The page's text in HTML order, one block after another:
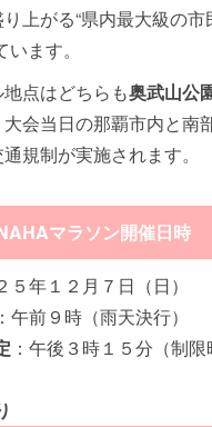
上がる“県内最大級の市
ます。
点はどちらも奥武山公
会当日の那覇市内と南
規制が実施されます。
マラソン開催日時
５年１２月７日（日）
：午前９時（雨天決行）
：午後３時１５分（制